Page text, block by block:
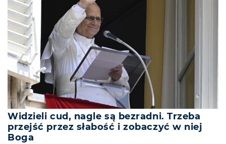
Widzieli cud, nagle są bezradni. Trzeba
przejść przez słabość i zobaczyć w niej
Boga